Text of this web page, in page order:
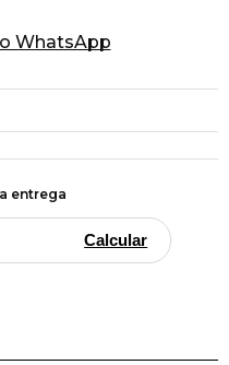
WhatsApp
entrega
Calcular